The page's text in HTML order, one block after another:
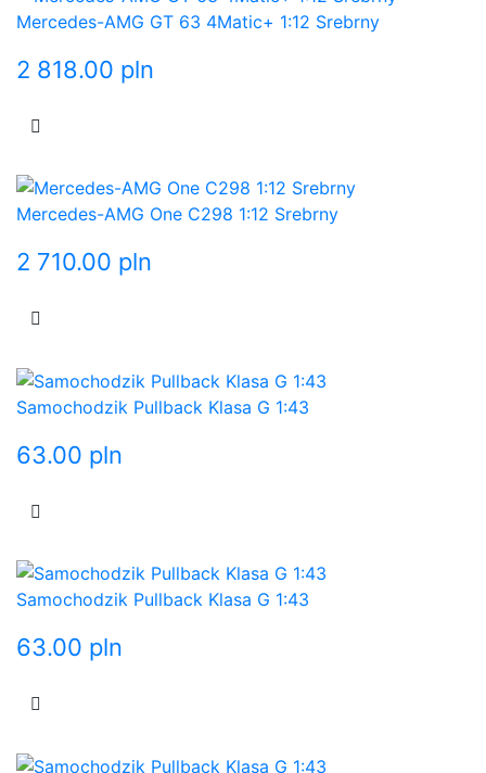
Mercedes-AMG GT 63 4Matic+ 1:12 Srebrny
2 818.00 pln
Mercedes-AMG One C298 1:12 Srebrny
2 710.00 pln
Samochodzik Pullback Klasa G 1:43
63.00 pln
Samochodzik Pullback Klasa G 1:43
63.00 pln